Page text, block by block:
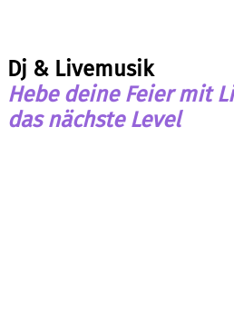
Dj & Livemusik
Hebe deine Feier mit
das nächste Level